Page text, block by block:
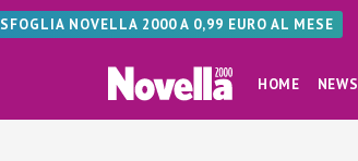
SFOGLIA NOVELLA 2000 A 0,99 EURO AL MESE
HOME NEWS